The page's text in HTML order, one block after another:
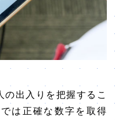
の出入りを把握するこ
は正確な数字を取得